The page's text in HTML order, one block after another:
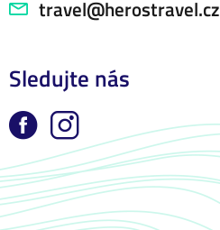
travel@herostravel.cz
Sledujte nás